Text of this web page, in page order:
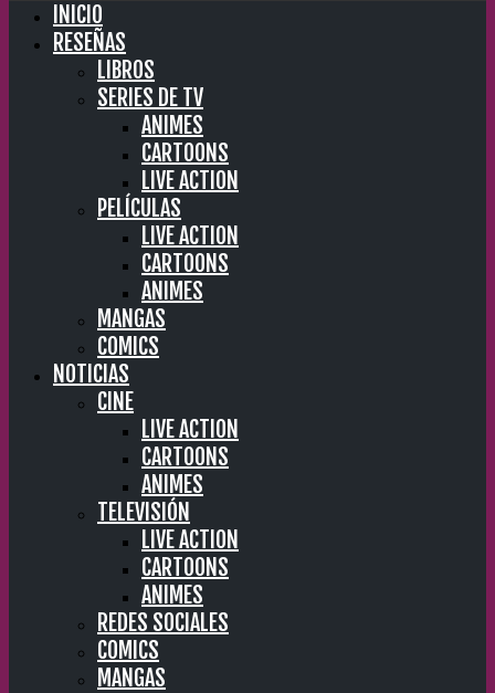
INICIO
RESEÑAS
LIBROS
SERIES DE TV
ANIMES
CARTOONS
LIVE ACTION
PELÍCULAS
LIVE ACTION
CARTOONS
ANIMES
MANGAS
COMICS
NOTICIAS
CINE
LIVE ACTION
CARTOONS
ANIMES
TELEVISIÓN
LIVE ACTION
CARTOONS
ANIMES
REDES SOCIALES
COMICS
MANGAS